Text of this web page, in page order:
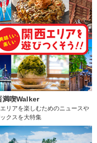
満喫Walker
リアを楽しむためのニュースや
ックスを大特集